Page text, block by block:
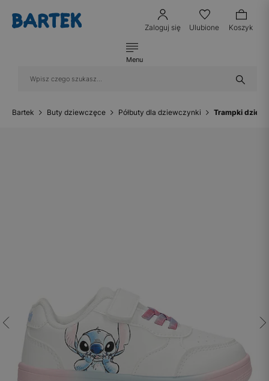
Zaloguj się Ulubione Koszyk
Menu
Bartek Buty dziewczęce Półbuty dla dziewczynki Trampki